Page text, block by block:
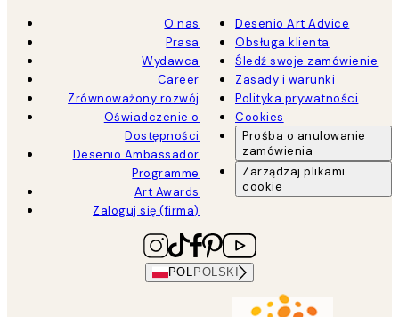
O nas
Prasa
Wydawca
Career
Zrównoważony rozwój
Oświadczenie o
Dostępności
Desenio Ambassador
Programme
Art Awards
Zaloguj się (firma)
Desenio Art Advice
Obsługa klienta
Śledź swoje zamówienie
Zasady i warunki
Polityka prywatności
Cookies
Prośba o anulowanie
zamówienia
Zarządzaj plikami
cookie
POL POLSKI